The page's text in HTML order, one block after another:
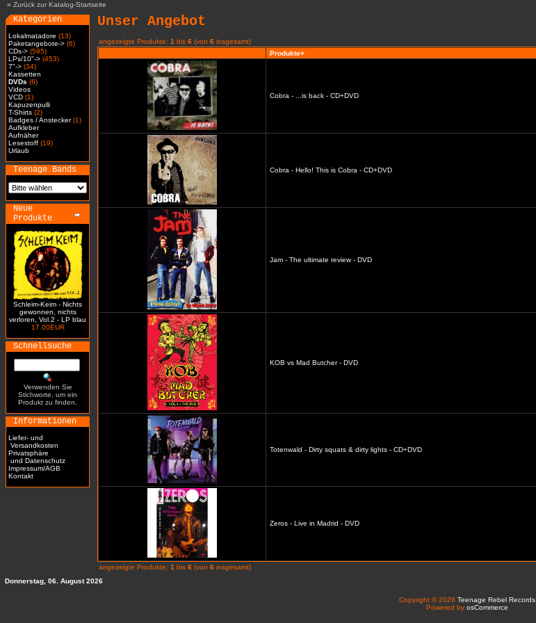
» Zurück zur Katalog-Startseite
Kategorien
Lokalmatadore (13)
Paketangebote-> (6)
CDs-> (595)
LPs/10"-> (453)
7"-> (34)
Kassetten
DVDs (6)
Videos
VCD (1)
Kapuzenpulli
T-Shirts (2)
Badges / Anstecker(1)
Aufkleber
Aufnäher
Lesestoff (19)
Urlaub
Teenage Bands
Neue
Produkte
Schleim-Keim - Nichts
gewonnen, nichts
verloren, Vol.2 - LP blau
17.00EUR
Schnellsuche
Verwenden Sie
Stichworte, um ein
Produkt zu finden.
Informationen
Liefer- und
Versandkosten
Privatsphäre
und Datenschutz
Impressum/AGB
Kontakt
Unser Angebot
angezeigte Produkte: 1 bis 6 (von 6 insgesamt)
Produkte+
Cobra - ...is back - CD+DVD
Cobra - Hello! This is Cobra - CD+DVD
Jam - The ultimate review - DVD
KOB vs Mad Butcher - DVD
Totenwald - Dirty squats & dirty lights - CD+DVD
Zeros - Live in Madrid - DVD
angezeigte Produkte: 1 bis 6 (von 6 insgesamt)
Donnerstag, 06. August 2026
Copyright © 2026 Teenage Rebel Records
Powered by osCommerce